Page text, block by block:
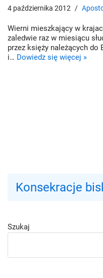
4 października 2012
Wierni mieszkający w
zaledwie raz w miesiącu
przez księży należących do
i… Dowiedz się więcej »
Konsekracje
Szukaj